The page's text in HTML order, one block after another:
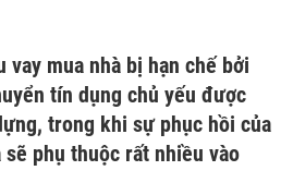
vay mua nhà bị hạn chế bởi
tín dụng chủ yếu được
trong khi sự phục hồi của
sẽ phụ thuộc rất nhiều vào